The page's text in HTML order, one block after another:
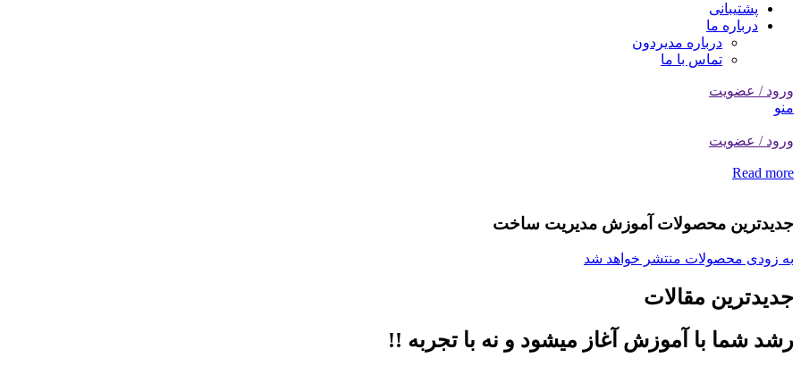
پشتیبانی
درباره ما
درباره مدیردون
تماس با ما
ورود / عضویت
منو
ورود / عضویت
Read more
جدیدترین محصولات آموزش مدیریت ساخت
به زودی محصولات منتشر خواهد شد
جدیدترین مقالات
رشد شما با آموزش آغاز میشود و نه با تجربه !!